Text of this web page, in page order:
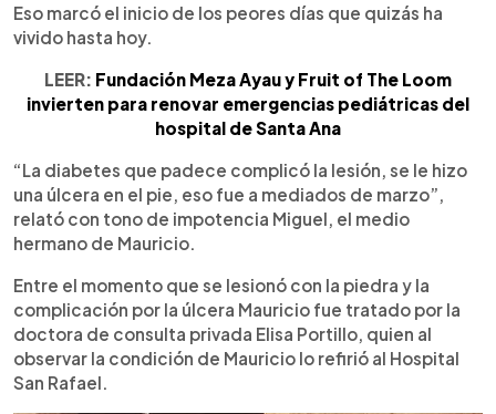
Eso marcó el inicio de los peores días que quizás ha
vivido hasta hoy.
LEER: Fundación Meza Ayau y Fruit of The Loom
invierten para renovar emergencias pediátricas del
hospital de Santa Ana
“La diabetes que padece complicó la lesión, se le hizo
una úlcera en el pie, eso fue a mediados de marzo”,
relató con tono de impotencia Miguel, el medio
hermano de Mauricio.
Entre el momento que se lesionó con la piedra y la
complicación por la úlcera Mauricio fue tratado por la
doctora de consulta privada Elisa Portillo, quien al
observar la condición de Mauricio lo refirió al Hospital
San Rafael.